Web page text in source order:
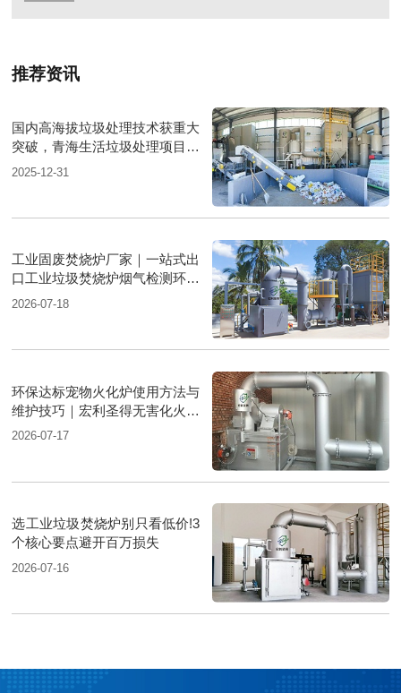
推荐资讯
国内高海拔垃圾处理技术获重大
突破，青海生活垃圾处理项目树
行业新标杆
2025-12-31
工业固废焚烧炉厂家｜一站式出
口工业垃圾焚烧炉烟气检测环保
达标
2026-07-18
环保达标宠物火化炉使用方法与
维护技巧｜宏利圣得无害化火化
设备科普
2026-07-17
选工业垃圾焚烧炉别只看低价!3
个核心要点避开百万损失
2026-07-16